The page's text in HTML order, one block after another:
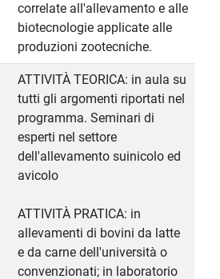
correlate all'allevamento e alle
biotecnologie applicate alle
produzioni zootecniche.
ATTIVITÀ TEORICA: in aula su
tutti gli argomenti riportati nel
programma. Seminari di
esperti nel settore
dell'allevamento suinicolo ed
avicolo
ATTIVITÀ PRATICA: in
allevamenti di bovini da latte
e da carne dell'università o
convenzionati; in laboratorio